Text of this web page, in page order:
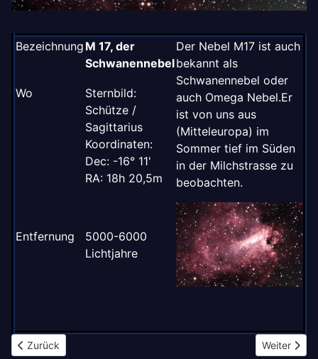
Bezeichnung M 17, der
Schwanennebel
Der Nebel M17 ist auch
bekannt als
Schwanennebel oder
auch Omega Nebel.Er
ist von uns aus
(Mitteleuropa) im
Sommer tief im Süden
in der Milchstrasse zu
beobachten.
Wo
Sternbild:
Schütze /
Sagittarius
Koordinaten:
Dec: -16° 11'
RA: 18h 20,5m
Entfernung
5000-6000
Lichtjahre
Vorheriger Beitrag: M016
Zurück Nächster
Weiter